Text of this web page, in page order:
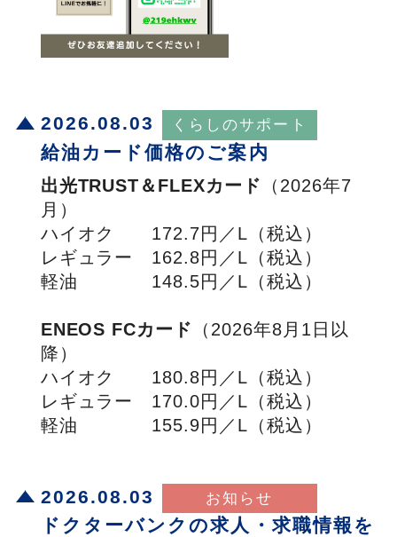
2026.08.03
給油カード価格のご案内
出光TRUST＆FLEXカード
（2026年7
月）
ハイオク 172.7円／L（税込）
レギュラー 162.8円／L（税込）
軽油 148.5円／L（税込）
ENEOS FCカード
（2026年8月1日以
降）
ハイオク 180.8円／L（税込）
レギュラー 170.0円／L（税込）
軽油 155.9円／L（税込）
2026.08.03
ドクターバンクの求人・求職情報を